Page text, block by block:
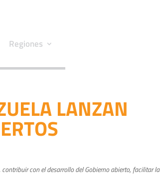
Regiones
LANZAN
con el desarrollo del Gobierno abierto, facilitar la